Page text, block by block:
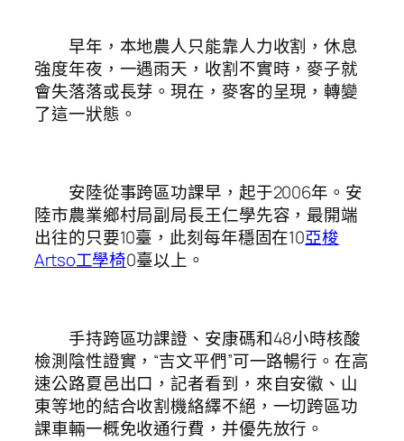
早年，本地農人只能靠人力收割，休息
強度年夜，一遇雨天，收割不實時，麥子就
會失落落或長芽。現在，麥客的呈現，轉變
了這一狀態。
安陸從事跨區功課早，起于2006年。安
陸市農業鄉村局副局長王仁學先容，最開端
出往的只要10臺，此刻每年穩固在10亞梭
Artso工學椅0臺以上。
手持跨區功課證、安康碼和48小時核酸
檢測陰性證實，“吉文平們”可一路暢行。在高
速公路夏邑出口，記者看到，來自安徽、山
東等地的結合收割機絡繹不絕，一切跨區功
課車輛一概免收通行費，并優先放行。